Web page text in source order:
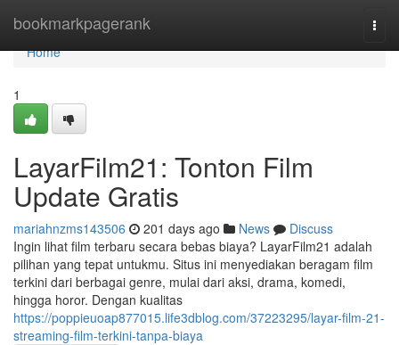
bookmarkpagerank
Home
Home
1
LayarFilm21: Tonton Film
Update Gratis
mariahnzms143506 201 days ago News
Discuss
Ingin lihat film terbaru secara bebas biaya? LayarFilm21 adalah
pilihan yang tepat untukmu. Situs ini menyediakan beragam film
terkini dari berbagai genre, mulai dari aksi, drama, komedi,
hingga horor. Dengan kualitas
https://poppieuoap877015.life3dblog.com/37223295/layar-film-21-
streaming-film-terkini-tanpa-biaya